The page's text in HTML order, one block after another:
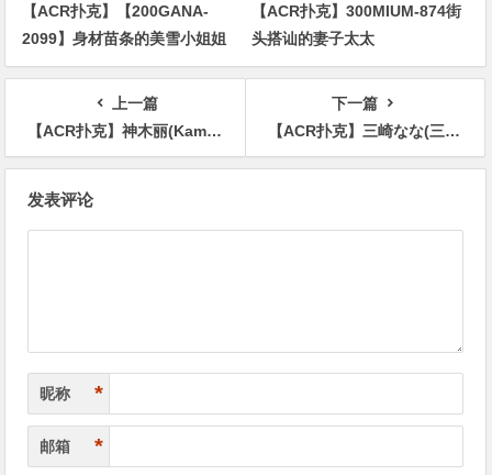
【ACR扑克】【200GANA-
2099】身材苗条的美雪小姐姐
【ACR扑克】300MIUM-874街
头搭讪的妻子太太
上一篇
【ACR扑克】神木丽(Kamiki-Rei)作品STARS-599介绍及封面预览
下一篇
【ACR扑克】三崎なな(三崎奈奈)出道作品MIDV-309介绍及封面预览
发表评论
昵称 *
邮箱 *